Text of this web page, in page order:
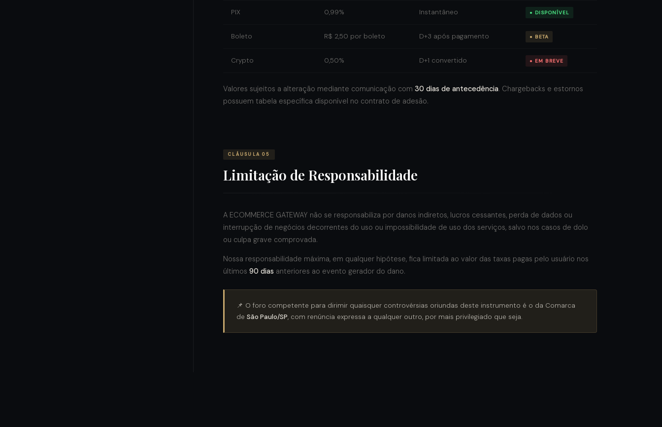
PIX 0,99% Instantâneo ● DISPONÍVEL
Boleto R$ 2,50 por boleto D+3 após pagamento ● BETA
Crypto 0,50% D+1 convertido ● EM BREVE
Valores sujeitos a alteração mediante comunicação com 30 dias de antecedência. Chargebacks e estornos
possuem tabela específica disponível no contrato de adesão.
CLÁUSULA 05
Limitação de Responsabilidade
A ECOMMERCE GATEWAY não se responsabiliza por danos indiretos, lucros cessantes, perda de dados ou
interrupção de negócios decorrentes do uso ou impossibilidade de uso dos serviços, salvo nos casos de dolo
ou culpa grave comprovada.
Nossa responsabilidade máxima, em qualquer hipótese, fica limitada ao valor das taxas pagas pelo usuário nos
últimos 90 dias anteriores ao evento gerador do dano.
📌 O foro competente para dirimir quaisquer controvérsias oriundas deste instrumento é o da Comarca
de São Paulo/SP, com renúncia expressa a qualquer outro, por mais privilegiado que seja.